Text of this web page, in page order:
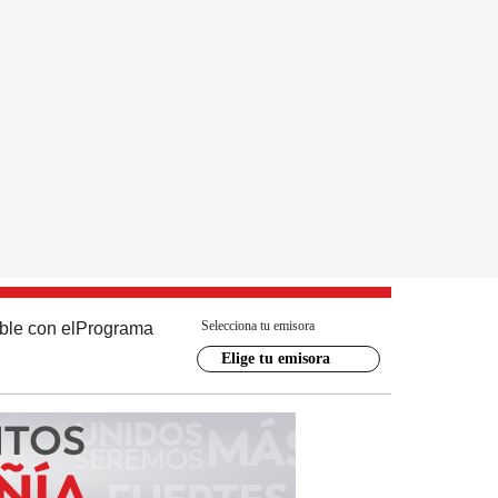
con el Programa Selecciona tu emisora
Elige tu emisora